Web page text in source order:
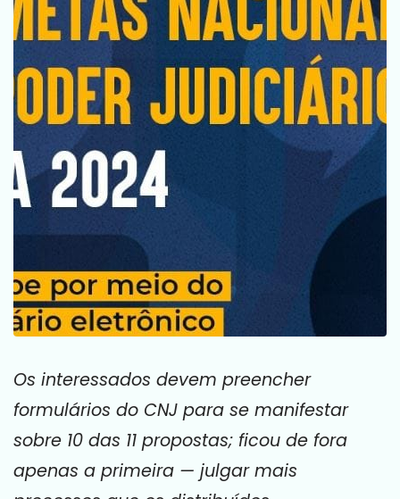
Os interessados devem preencher
formulários do CNJ para se manifestar
sobre 10 das 11 propostas; ficou de fora
apenas a primeira — julgar mais